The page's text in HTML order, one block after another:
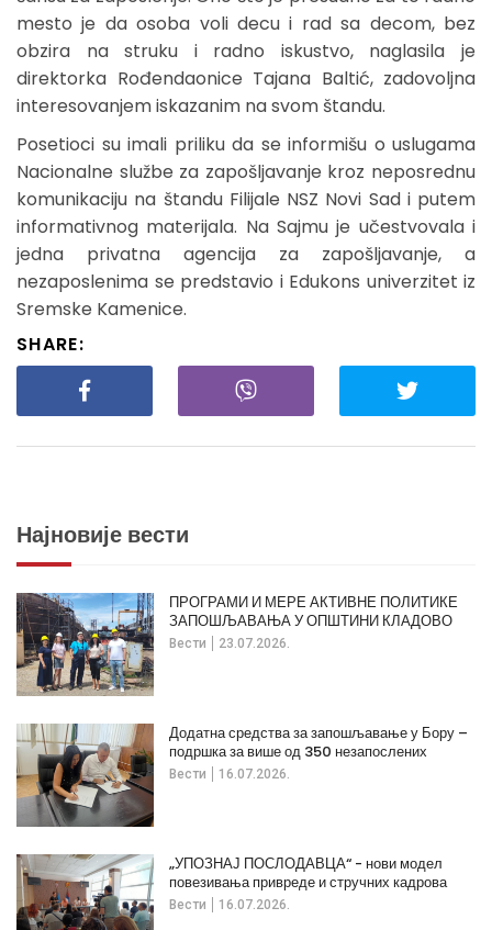
mesto je da osoba voli decu i rad sa decom, bez
obzira na struku i radno iskustvo, naglasila je
direktorka Rođendaonice Tajana Baltić, zadovoljna
interesovanjem iskazanim na svom štandu.
Posetioci su imali priliku da se informišu o uslugama
Nacionalne službe za zapošljavanje kroz neposrednu
komunikaciju na štandu Filijale NSZ Novi Sad i putem
informativnog materijala. Na Sajmu je učestvovala i
jedna privatna agencija za zapošljavanje, a
nezaposlenima se predstavio i Edukons univerzitet iz
Sremske Kamenice.
SHARE:
Најновије вести
Вести 23.07.2026.
ПРОГРАМИ И МЕРЕ АКТИВНЕ ПОЛИТИКЕ
ЗАПОШЉАВАЊА У ОПШТИНИ КЛАДОВО
Вести 16.07.2026.
Додатна средства за запошљавање у Бору –
подршка за више од 350 незапослених
Вести 16.07.2026.
„УПОЗНАЈ ПОСЛОДАВЦА“ - нови модел
повезивања привреде и стручних кадрова